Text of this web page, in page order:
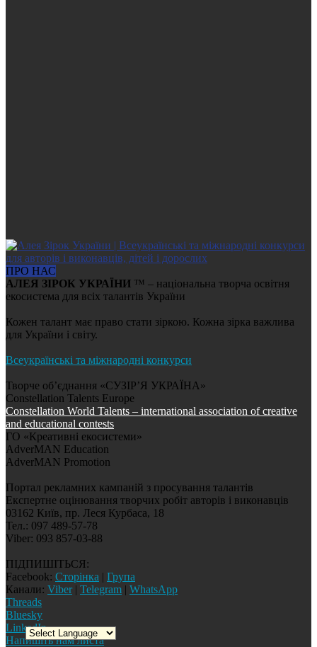
ПРО НАС
АЛЕЯ ЗІРОК УКРАЇНИ ™ – національна творча освітня
екосистема для всіх талантів України
Кожен талант має право стати зіркою. Кожна зірка важлива
для України і світу.
Всеукраїнські та міжнародні конкурси
Творче об’єднання «СУЗІР’Я УКРАЇНА»
Constellation Talents Europe
Constellation World Talents – international association of creative
and educational contests
ГО «Креативні екосистеми»
AdverMAN Education
AdverMAN Promotion
Портал рекламних кампаній з просування талантів
Експертне оцінювання творчих робіт авторів і виконавців
03162 Київ, пр. Леся Курбаса, 18
Тел.: 097 489-57-78
Viber: 093 857-03-88
ПІДПИШІТЬСЯ:
Facebook: Сторінка | Група
Канали: Viber| Telegram | WhatsApp
Threads
Bluesky
LinkedIn
Напишіть нам листа